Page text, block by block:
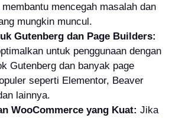
mencegah masalah dan
mungkin muncul.
Gutenberg dan Page Builders:
untuk penggunaan dengan
Gutenberg dan banyak page
seperti Elementor, Beaver
lainnya.
WooCommerce yang Kuat: Jika